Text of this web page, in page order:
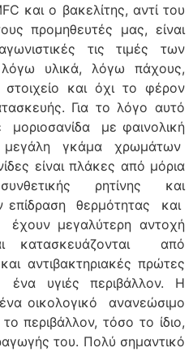
και ο βακελίτης, αντί του
προμηθευτές μας, είναι
τις τιμές των
υλικά, λόγω πάχους,
στοιχείο και όχι το φέρον
Για το λόγο αυτό
με φαινολική
μεγάλη γκάμα χρωμάτων
είναι πλάκες από μόρια
ρητίνης και
επίδραση θερμότητας και
μεγαλύτερη αντοχή
κατασκευάζονται από
αντιβακτηριακές πρώτες
υγιές περιβάλλον. Η
οικολογικό ανανεώσιμο
περιβάλλον, τόσο το ίδιο,
του. Πολύ σημαντικό